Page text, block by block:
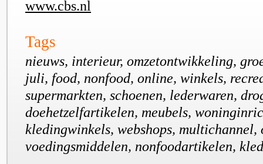
www.cbs.nl
Tags
nieuws, interieur, omzetontwikkeling,
juli, food, nonfood, online, winkels,
supermarkten, schoenen, lederwaren,
doehetzelfartikelen, meubels,
kledingwinkels, webshops, multichannel,
voedingsmiddelen, nonfoodartikelen,